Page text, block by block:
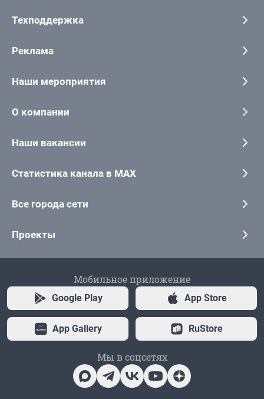
Техподдержка
Реклама
Наши мероприятия
О компании
Наши вакансии
Статистика канала в MAX
Все города сети
Проекты
Мобильное приложение
Google Play App Store
App Gallery RuStore
Мы в соцсетях